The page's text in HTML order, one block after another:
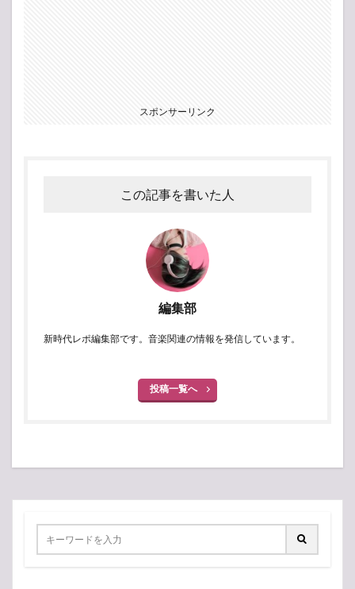
スポンサーリンク
この記事を書いた人
編集部
新時代レポ編集部です。音楽関連の情報を発信しています。
投稿一覧へ